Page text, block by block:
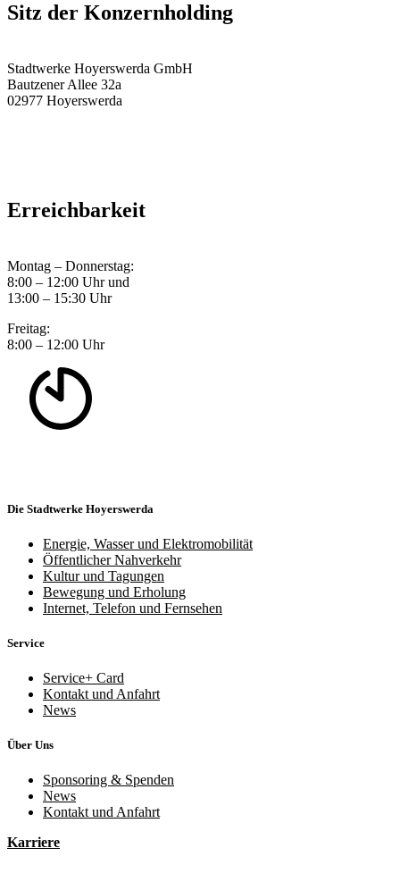
Sitz der Konzernholding
Stadtwerke Hoyerswerda GmbH
Bautzener Allee 32a
02977 Hoyerswerda
Erreichbarkeit
Montag – Donnerstag:
8:00 – 12:00 Uhr und
13:00 – 15:30 Uhr
Freitag:
8:00 – 12:00 Uhr
Die Stadtwerke Hoyerswerda
Energie, Wasser und Elektromobilität
Öffentlicher Nahverkehr
Kultur und Tagungen
Bewegung und Erholung
Internet, Telefon und Fernsehen
Service
Service+ Card
Kontakt und Anfahrt
News
Über Uns
Sponsoring & Spenden
News
Kontakt und Anfahrt
Karriere